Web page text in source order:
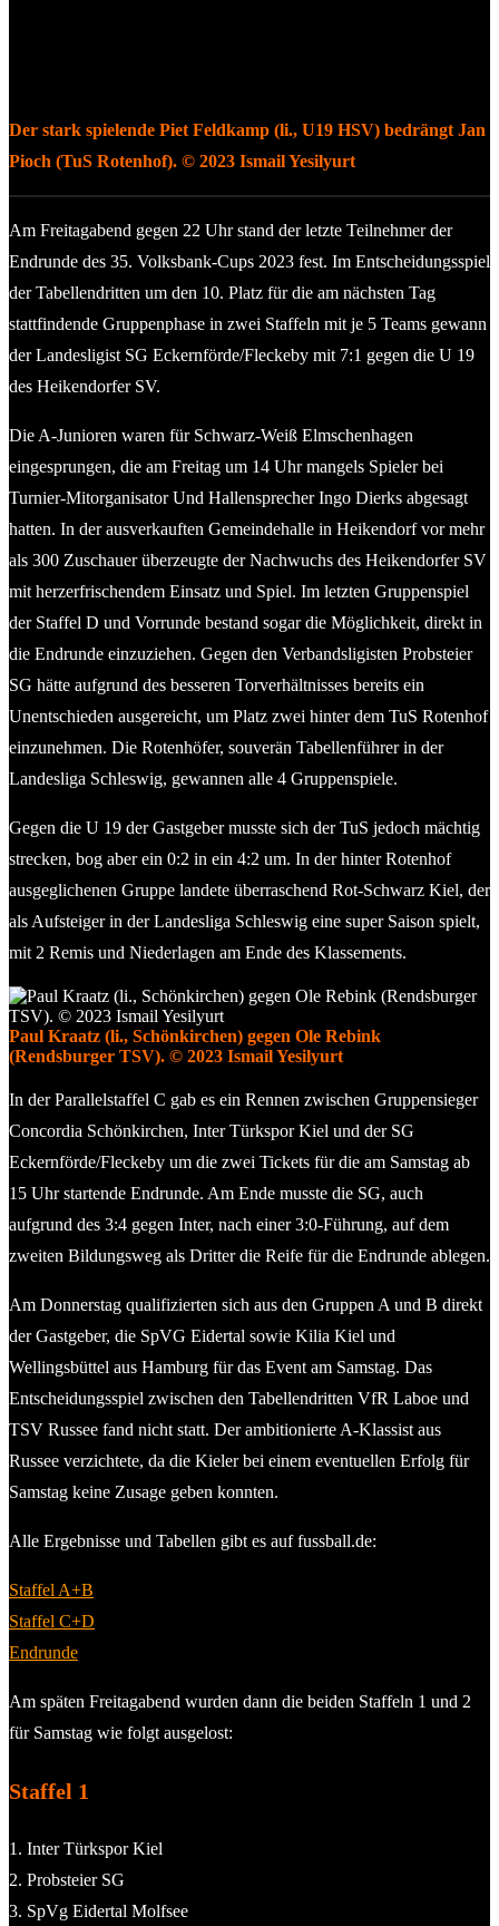
Der stark spielende Piet Feldkamp (li., U19 HSV) bedrängt Jan
Pioch (TuS Rotenhof). © 2023 Ismail Yesilyurt
Am Freitagabend gegen 22 Uhr stand der letzte Teilnehmer der
Endrunde des 35. Volksbank-Cups 2023 fest. Im Entscheidungsspiel
der Tabellendritten um den 10. Platz für die am nächsten Tag
stattfindende Gruppenphase in zwei Staffeln mit je 5 Teams gewann
der Landesligist SG Eckernförde/Fleckeby mit 7:1 gegen die U 19
des Heikendorfer SV.
Die A-Junioren waren für Schwarz-Weiß Elmschenhagen
eingesprungen, die am Freitag um 14 Uhr mangels Spieler bei
Turnier-Mitorganisator Und Hallensprecher Ingo Dierks abgesagt
hatten. In der ausverkauften Gemeindehalle in Heikendorf vor mehr
als 300 Zuschauer überzeugte der Nachwuchs des Heikendorfer SV
mit herzerfrischendem Einsatz und Spiel. Im letzten Gruppenspiel
der Staffel D und Vorrunde bestand sogar die Möglichkeit, direkt in
die Endrunde einzuziehen. Gegen den Verbandsligisten Probsteier
SG hätte aufgrund des besseren Torverhältnisses bereits ein
Unentschieden ausgereicht, um Platz zwei hinter dem TuS Rotenhof
einzunehmen. Die Rotenhöfer, souverän Tabellenführer in der
Landesliga Schleswig, gewannen alle 4 Gruppenspiele.
Gegen die U 19 der Gastgeber musste sich der TuS jedoch mächtig
strecken, bog aber ein 0:2 in ein 4:2 um. In der hinter Rotenhof
ausgeglichenen Gruppe landete überraschend Rot-Schwarz Kiel, der
als Aufsteiger in der Landesliga Schleswig eine super Saison spielt,
mit 2 Remis und Niederlagen am Ende des Klassements.
Paul Kraatz (li., Schönkirchen) gegen Ole Rebink
(Rendsburger TSV). © 2023 Ismail Yesilyurt
In der Parallelstaffel C gab es ein Rennen zwischen Gruppensieger
Concordia Schönkirchen, Inter Türkspor Kiel und der SG
Eckernförde/Fleckeby um die zwei Tickets für die am Samstag ab
15 Uhr startende Endrunde. Am Ende musste die SG, auch
aufgrund des 3:4 gegen Inter, nach einer 3:0-Führung, auf dem
zweiten Bildungsweg als Dritter die Reife für die Endrunde ablegen.
Am Donnerstag qualifizierten sich aus den Gruppen A und B direkt
der Gastgeber, die SpVG Eidertal sowie Kilia Kiel und
Wellingsbüttel aus Hamburg für das Event am Samstag. Das
Entscheidungsspiel zwischen den Tabellendritten VfR Laboe und
TSV Russee fand nicht statt. Der ambitionierte A-Klassist aus
Russee verzichtete, da die Kieler bei einem eventuellen Erfolg für
Samstag keine Zusage geben konnten.
Alle Ergebnisse und Tabellen gibt es auf fussball.de:
Staffel A+B
Staffel C+D
Endrunde
Am späten Freitagabend wurden dann die beiden Staffeln 1 und 2
für Samstag wie folgt ausgelost:
Staffel 1
1. Inter Türkspor Kiel
2. Probsteier SG
3. SpVg Eidertal Molfsee